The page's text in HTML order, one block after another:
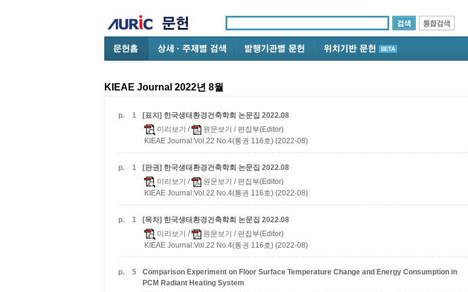
KIEAE Journal 2022년 8월
p. 1 [표지] 한국생태환경건축학회 논문집 2022.08
미리보기 / 원문보기 / 편집부(Editor)
KIEAE Journal:Vol.22 No.4(통권 116호) (2022-08)
p. 1 [판권] 한국생태환경건축학회 논문집 2022.08
미리보기 / 원문보기 / 편집부(Editor)
KIEAE Journal:Vol.22 No.4(통권 116호) (2022-08)
p. 1 [목차] 한국생태환경건축학회 논문집 2022.08
미리보기 / 원문보기 / 편집부(Editor)
KIEAE Journal:Vol.22 No.4(통권 116호) (2022-08)
p. 5
Comparison Experiment on Floor Surface Temperature Change and Energy Consumption in
PCM Radiant Heating System